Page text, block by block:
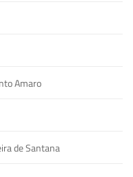
Amaro
de Santana